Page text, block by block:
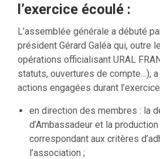
l’exercice écoulé :
L’assemblée générale a débuté
président Gérard Galéa qui, outre
opérations officialisant URAL
statuts, ouvertures de compte…),
actions engagées durant
en direction des membres : la
d’Ambassadeur et la production
correspondant aux critères
l’association ;